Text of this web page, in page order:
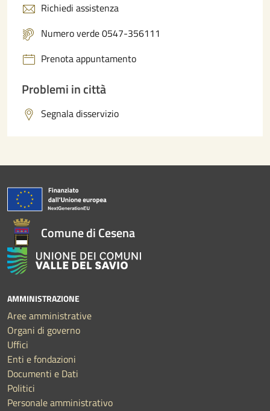
Richiedi assistenza
Numero verde 0547-356111
Prenota appuntamento
Problemi in città
Segnala disservizio
Comune di Cesena
AMMINISTRAZIONE
Aree amministrative
Organi di governo
Uffici
Enti e fondazioni
Documenti e Dati
Politici
Personale amministrativo